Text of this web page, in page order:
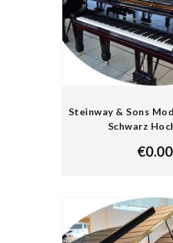
Steinway & Sons
Schwarz
€0.00